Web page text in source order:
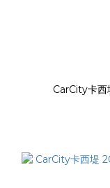
CarCity卡西